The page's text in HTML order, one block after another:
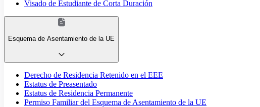
Visado de Estudiante de Corta Duración
Esquema de Asentamiento de la UE
Derecho de Residencia Retenido en el EEE
Estatus de Preasentado
Estatus de Residencia Permanente
Permiso Familiar del Esquema de Asentamiento de la UE